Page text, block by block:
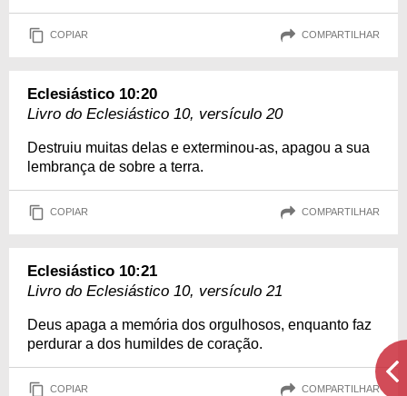
COPIAR COMPARTILHAR
Eclesiástico 10:20
Livro do Eclesiástico 10, versículo 20
Destruiu muitas delas e exterminou-as, apagou a sua
lembrança de sobre a terra.
COPIAR COMPARTILHAR
Eclesiástico 10:21
Livro do Eclesiástico 10, versículo 21
Deus apaga a memória dos orgulhosos, enquanto faz
perdurar a dos humildes de coração.
COPIAR COMPARTILHAR